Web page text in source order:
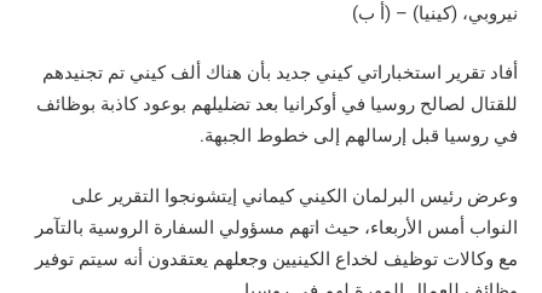
نيروبي، (كينيا) – (أ ب)
أفاد تقرير استخباراتي كيني جديد بأن هناك ألف كيني تم تجنيدهم
للقتال لصالح روسيا في أوكرانيا بعد تضليلهم بوعود كاذبة بوظائف
في روسيا قبل إرسالهم إلى خطوط الجبهة.
وعرض رئيس البرلمان الكيني كيماني إيتشونجوا التقرير على
النواب أمس الأربعاء، حيث اتهم مسؤولي السفارة الروسية بالتآمر
مع وكالات توظيف لخداع الكينيين وجعلهم يعتقدون أنه سيتم توفير